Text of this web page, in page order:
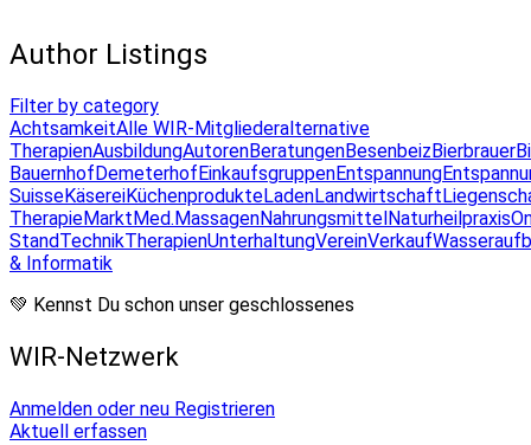
Author Listings
Filter by category
AchtsamkeitAlle WIR-Mitgliederalternative
TherapienAusbildungAutorenBeratungenBesenbeizBierbrauer
BauernhofDemeterhofEinkaufsgruppenEntspannung
SuisseKäsereiKüchenprodukteLadenLandwirtschaft
TherapieMarktMed.MassagenNahrungsmittelNaturheilpraxis
StandTechnikTherapienUnterhaltungVereinVerkauf
& Informatik
💚 Kennst Du schon unser geschlossenes
WIR-Netzwerk
Anmelden oder neu Registrieren
Aktuell erfassen